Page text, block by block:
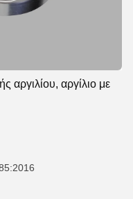
αργιλίου, αργίλιο με